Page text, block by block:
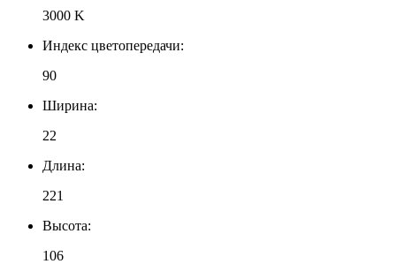
3000 K
Индекс цветопередачи:
90
Ширина:
22
Длина:
221
Высота:
106